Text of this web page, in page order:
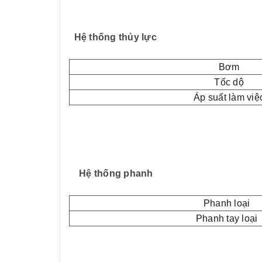
Hệ thống thủy lực
Bơm
Tốc dộ
Áp suất làm
Hệ thống phanh
Phanh loại
Phanh tay loại